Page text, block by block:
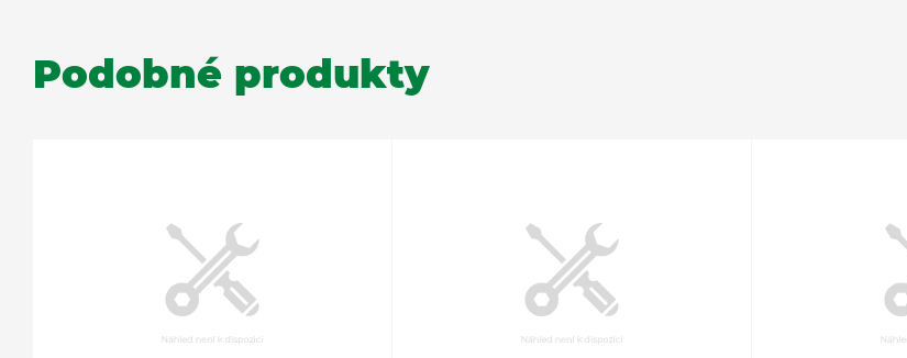
Podobné produkty